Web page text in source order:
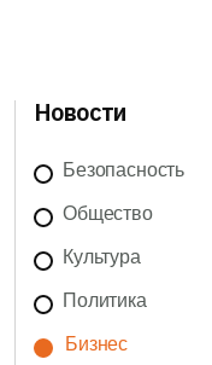
Новости
Безопасность
Общество
Культура
Политика
Бизнес